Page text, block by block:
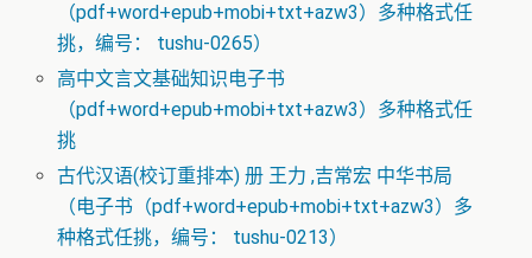
（pdf+word+epub+mobi+txt+azw3）多种格式任
挑，编号： tushu-0265）
高中文言文基础知识电子书
（pdf+word+epub+mobi+txt+azw3）多种格式任
挑
古代汉语(校订重排本) 册 王力 ,吉常宏 中华书局
（电子书（pdf+word+epub+mobi+txt+azw3）多
种格式任挑，编号： tushu-0213）